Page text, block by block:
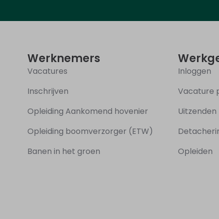
Werknemers
Vacatures
Inschrijven
Opleiding Aankomend hovenier
Opleiding boomverzorger (ETW)
Banen in het groen
Inloggen
Vacature
Uitzenden
Opleiden